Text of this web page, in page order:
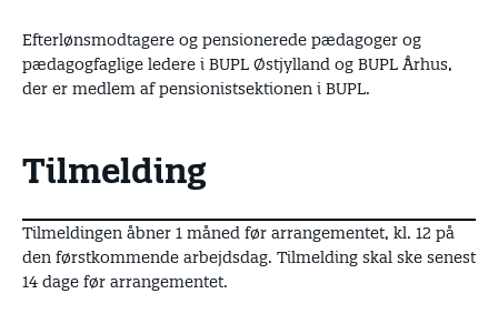
Efterlønsmodtagere og pensionerede pædagoger og
pædagogfaglige ledere i BUPL Østjylland og BUPL Århus,
der er medlem af pensionistsektionen i BUPL.
Tilmelding
Tilmeldingen åbner 1 måned før arrangementet, kl. 12 på
den førstkommende arbejdsdag. Tilmelding skal ske senest
14 dage før arrangementet.